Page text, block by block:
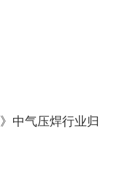
中气压焊行业归